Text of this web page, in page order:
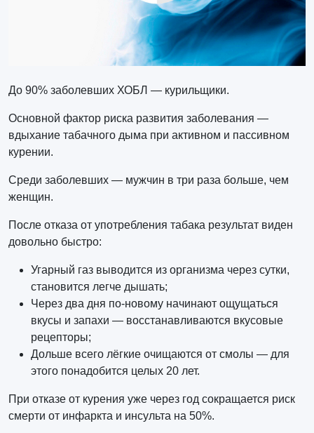
До 90% заболевших ХОБЛ — курильщики.
Основной фактор риска развития заболевания —
вдыхание табачного дыма при активном и пассивном
курении.
Среди заболевших — мужчин в три раза больше, чем
женщин.
После отказа от употребления табака результат виден
довольно быстро:
Угарный газ выводится из организма через сутки,
становится легче дышать;
Через два дня по-новому начинают ощущаться
вкусы и запахи — восстанавливаются вкусовые
рецепторы;
Дольше всего лёгкие очищаются от смолы — для
этого понадобится целых 20 лет.
При отказе от курения уже через год сокращается риск
смерти от инфаркта и инсульта на 50%.